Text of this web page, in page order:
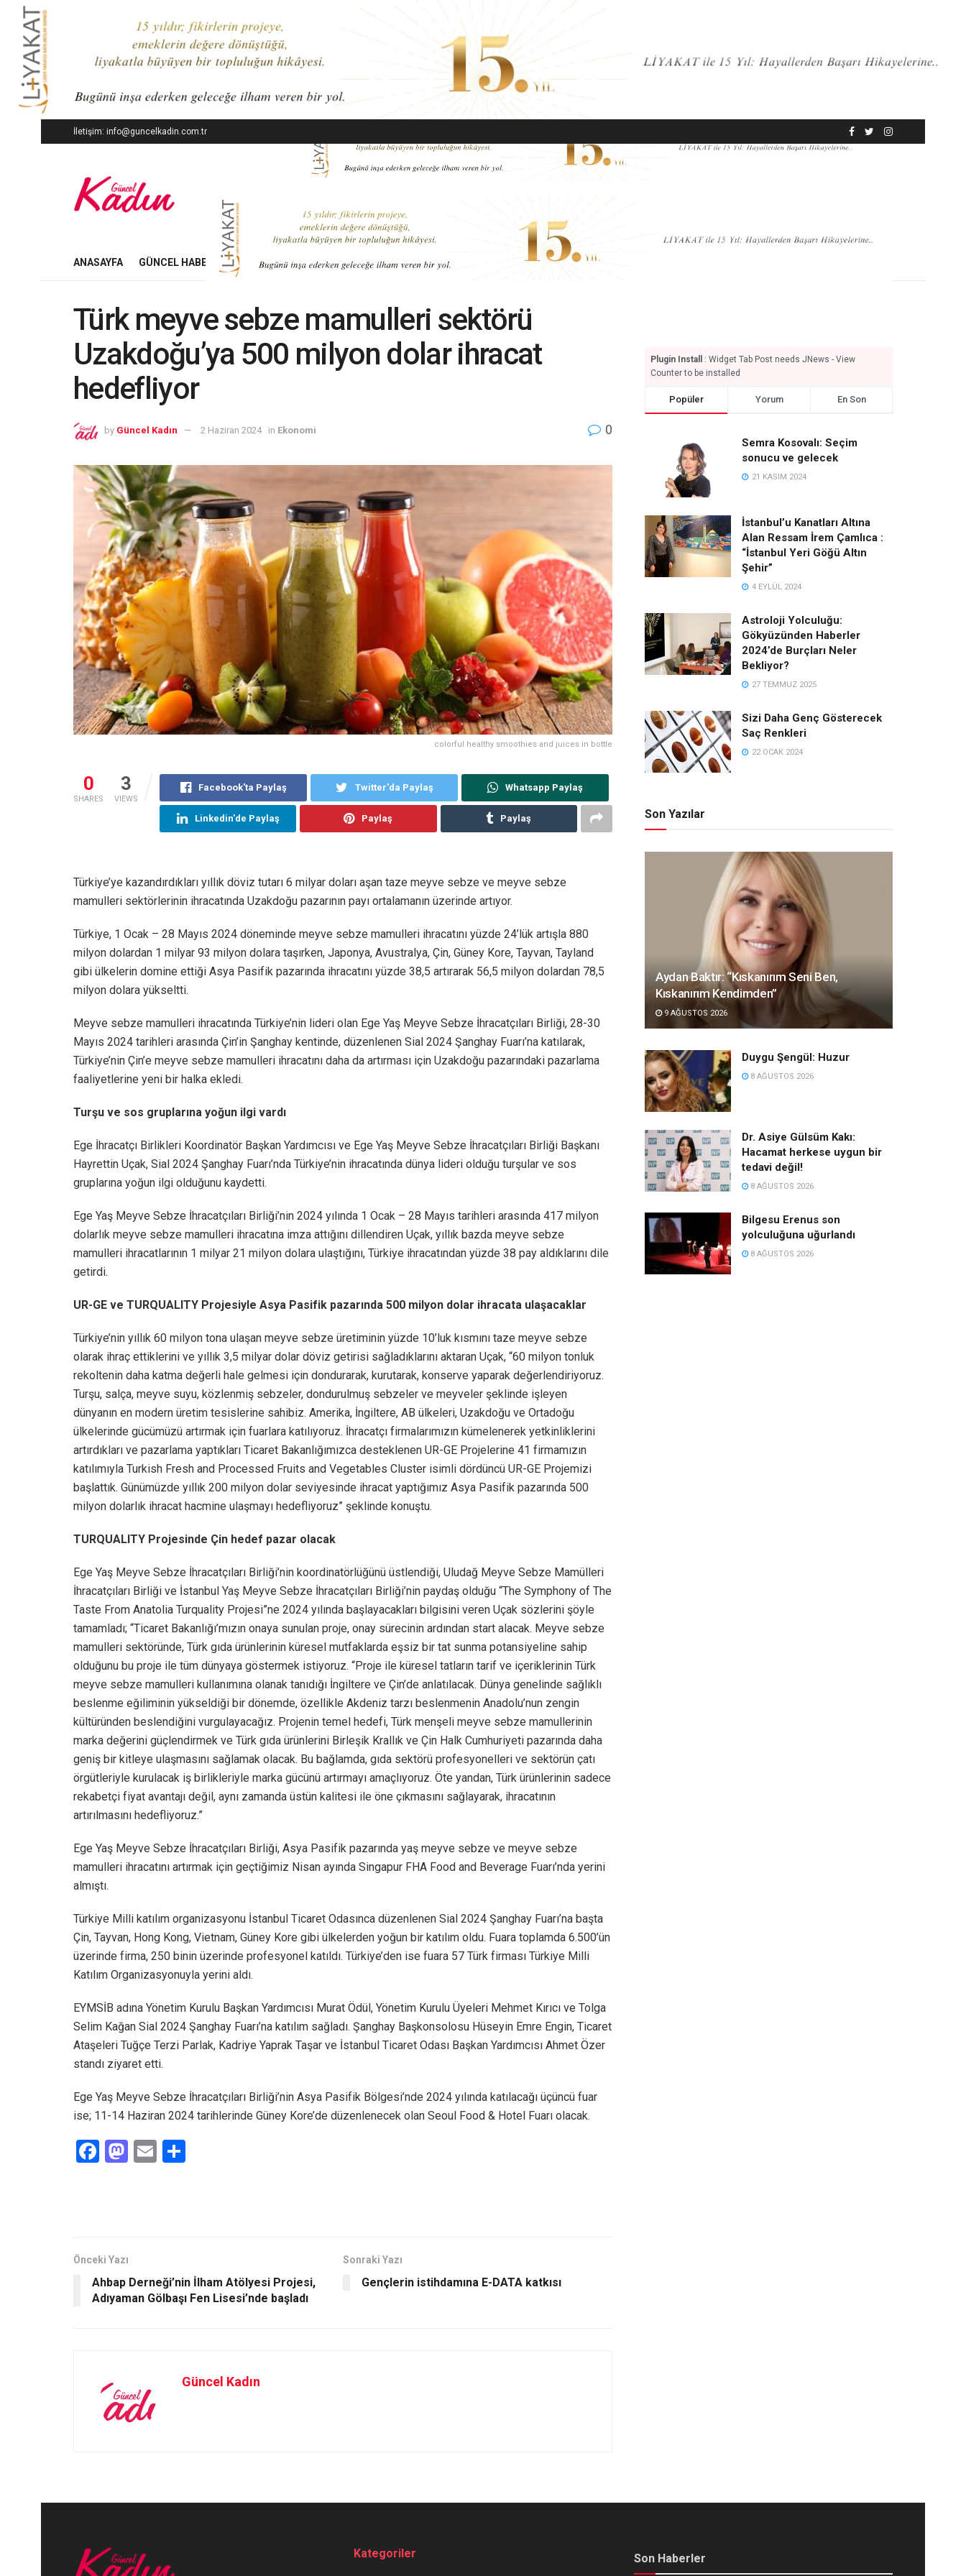
İletişim: info@guncelkadin.com.tr
ANASAYFA GÜNCEL HABERLER İŞ DÜNYASI EKONOMI MODA GÜZELLIK YAŞAM SANAT
Türk meyve sebze mamulleri sektörü
Uzakdoğu’ya 500 milyon dolar ihracat
hedefliyor
by Güncel Kadın 2 Haziran 2024 in Ekonomi 0
colorful healthy smoothies and juices in bottle
0
SHARES
3
VIEWS
Facebook'ta Paylaş Twitter'da Paylaş Whatsapp Paylaş
Linkedin'de Paylaş Paylaş Paylaş
Türkiye’ye kazandırdıkları yıllık döviz tutarı 6 milyar doları aşan taze meyve sebze ve meyve sebze
mamulleri sektörlerinin ihracatında Uzakdoğu pazarının payı ortalamanın üzerinde artıyor.
Türkiye, 1 Ocak – 28 Mayıs 2024 döneminde meyve sebze mamulleri ihracatını yüzde 24’lük artışla 880
milyon dolardan 1 milyar 93 milyon dolara taşırken, Japonya, Avustralya, Çin, Güney Kore, Tayvan, Tayland
gibi ülkelerin domine ettiği Asya Pasifik pazarında ihracatını yüzde 38,5 artırarak 56,5 milyon dolardan 78,5
milyon dolara yükseltti.
Meyve sebze mamulleri ihracatında Türkiye’nin lideri olan Ege Yaş Meyve Sebze İhracatçıları Birliği, 28-30
Mayıs 2024 tarihleri arasında Çin’in Şanghay kentinde, düzenlenen Sial 2024 Şanghay Fuarı’na katılarak,
Türkiye’nin Çin’e meyve sebze mamulleri ihracatını daha da artırması için Uzakdoğu pazarındaki pazarlama
faaliyetlerine yeni bir halka ekledi.
Turşu ve sos gruplarına yoğun ilgi vardı
Ege İhracatçı Birlikleri Koordinatör Başkan Yardımcısı ve Ege Yaş Meyve Sebze İhracatçıları Birliği Başkanı
Hayrettin Uçak, Sial 2024 Şanghay Fuarı’nda Türkiye’nin ihracatında dünya lideri olduğu turşular ve sos
gruplarına yoğun ilgi olduğunu kaydetti.
Ege Yaş Meyve Sebze İhracatçıları Birliği’nin 2024 yılında 1 Ocak – 28 Mayıs tarihleri arasında 417 milyon
dolarlık meyve sebze mamulleri ihracatına imza attığını dillendiren Uçak, yıllık bazda meyve sebze
mamulleri ihracatlarının 1 milyar 21 milyon dolara ulaştığını, Türkiye ihracatından yüzde 38 pay aldıklarını dile
getirdi.
UR-GE ve TURQUALITY Projesiyle Asya Pasifik pazarında 500 milyon dolar ihracata ulaşacaklar
Türkiye’nin yıllık 60 milyon tona ulaşan meyve sebze üretiminin yüzde 10’luk kısmını taze meyve sebze
olarak ihraç ettiklerini ve yıllık 3,5 milyar dolar döviz getirisi sağladıklarını aktaran Uçak, “60 milyon tonluk
rekoltenin daha katma değerli hale gelmesi için dondurarak, kurutarak, konserve yaparak değerlendiriyoruz.
Turşu, salça, meyve suyu, közlenmiş sebzeler, dondurulmuş sebzeler ve meyveler şeklinde işleyen
dünyanın en modern üretim tesislerine sahibiz. Amerika, İngiltere, AB ülkeleri, Uzakdoğu ve Ortadoğu
ülkelerinde gücümüzü artırmak için fuarlara katılıyoruz. İhracatçı firmalarımızın kümelenerek yetkinliklerini
artırdıkları ve pazarlama yaptıkları Ticaret Bakanlığımızca desteklenen UR-GE Projelerine 41 firmamızın
katılımıyla Turkish Fresh and Processed Fruits and Vegetables Cluster isimli dördüncü UR-GE Projemizi
başlattık. Günümüzde yıllık 200 milyon dolar seviyesinde ihracat yaptığımız Asya Pasifik pazarında 500
milyon dolarlık ihracat hacmine ulaşmayı hedefliyoruz” şeklinde konuştu.
TURQUALITY Projesinde Çin hedef pazar olacak
Ege Yaş Meyve Sebze İhracatçıları Birliği’nin koordinatörlüğünü üstlendiği, Uludağ Meyve Sebze Mamülleri
İhracatçıları Birliği ve İstanbul Yaş Meyve Sebze İhracatçıları Birliği’nin paydaş olduğu “The Symphony of The
Taste From Anatolia Turquality Projesi”ne 2024 yılında başlayacakları bilgisini veren Uçak sözlerini şöyle
tamamladı; “Ticaret Bakanlığı’mızın onaya sunulan proje, onay sürecinin ardından start alacak. Meyve sebze
mamulleri sektöründe, Türk gıda ürünlerinin küresel mutfaklarda eşsiz bir tat sunma potansiyeline sahip
olduğunu bu proje ile tüm dünyaya göstermek istiyoruz. “Proje ile küresel tatların tarif ve içeriklerinin Türk
meyve sebze mamulleri kullanımına olanak tanıdığı İngiltere ve Çin’de anlatılacak. Dünya genelinde sağlıklı
beslenme eğiliminin yükseldiği bir dönemde, özellikle Akdeniz tarzı beslenmenin Anadolu’nun zengin
kültüründen beslendiğini vurgulayacağız. Projenin temel hedefi, Türk menşeli meyve sebze mamullerinin
marka değerini güçlendirmek ve Türk gıda ürünlerini Birleşik Krallık ve Çin Halk Cumhuriyeti pazarında daha
geniş bir kitleye ulaşmasını sağlamak olacak. Bu bağlamda, gıda sektörü profesyonelleri ve sektörün çatı
örgütleriyle kurulacak iş birlikleriyle marka gücünü artırmayı amaçlıyoruz. Öte yandan, Türk ürünlerinin sadece
rekabetçi fiyat avantajı değil, aynı zamanda üstün kalitesi ile öne çıkmasını sağlayarak, ihracatının
artırılmasını hedefliyoruz.”
Ege Yaş Meyve Sebze İhracatçıları Birliği, Asya Pasifik pazarında yaş meyve sebze ve meyve sebze
mamulleri ihracatını artırmak için geçtiğimiz Nisan ayında Singapur FHA Food and Beverage Fuarı’nda yerini
almıştı.
Türkiye Milli katılım organizasyonu İstanbul Ticaret Odasınca düzenlenen Sial 2024 Şanghay Fuarı’na başta
Çin, Tayvan, Hong Kong, Vietnam, Güney Kore gibi ülkelerden yoğun bir katılım oldu. Fuara toplamda 6.500’ün
üzerinde firma, 250 binin üzerinde profesyonel katıldı. Türkiye’den ise fuara 57 Türk firması Türkiye Milli
Katılım Organizasyonuyla yerini aldı.
EYMSİB adına Yönetim Kurulu Başkan Yardımcısı Murat Ödül, Yönetim Kurulu Üyeleri Mehmet Kırıcı ve Tolga
Selim Kağan Sial 2024 Şanghay Fuarı’na katılım sağladı. Şanghay Başkonsolosu Hüseyin Emre Engin, Ticaret
Ataşeleri Tuğçe Terzi Parlak, Kadriye Yaprak Taşar ve İstanbul Ticaret Odası Başkan Yardımcısı Ahmet Özer
standı ziyaret etti.
Ege Yaş Meyve Sebze İhracatçıları Birliği’nin Asya Pasifik Bölgesi’nde 2024 yılında katılacağı üçüncü fuar
ise; 11-14 Haziran 2024 tarihlerinde Güney Kore’de düzenlenecek olan Seoul Food & Hotel Fuarı olacak.
F
o
k
M
n
E
Önceki Yazı
Ahbap Derneği’nin İlham Atölyesi Projesi,
Adıyaman Gölbaşı Fen Lisesi’nde başladı
Sonraki Yazı
Gençlerin istihdamına E-DATA katkısı
Güncel Kadın
Plugin Install
: Widget Tab Post needs JNews - View
Counter to be installed
Popüler Yorum En Son
Semra Kosovalı: Seçim
sonucu ve gelecek
21 KASIM 2024
İstanbul’u Kanatları Altına
Alan Ressam İrem Çamlıca :
“İstanbul Yeri Göğü Altın
Şehir”
4 EYLÜL 2024
Astroloji Yolculuğu:
Gökyüzünden Haberler
2024’de Burçları Neler
Bekliyor?
27 TEMMUZ 2025
Sizi Daha Genç Gösterecek
Saç Renkleri
22 OCAK 2024
Son Yazılar
Aydan Baktır: “Kıskanırım Seni Ben,
Kıskanırım Kendimden”
9 AĞUSTOS 2026
Duygu Şengül: Huzur
8 AĞUSTOS 2026
Dr. Asiye Gülsüm Kakı:
Hacamat herkese uygun bir
tedavi değil!
8 AĞUSTOS 2026
Bilgesu Erenus son
yolculuğuna uğurlandı
8 AĞUSTOS 2026
Kategoriler Son Haberler